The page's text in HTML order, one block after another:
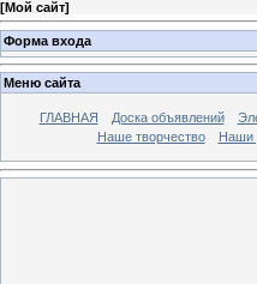
[Мой сайт]
Форма входа
Меню сайта
ГЛАВНАЯ Доска объявлений
Наше творчество
Наши